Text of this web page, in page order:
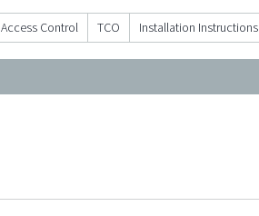
Access Control TCO Installation Instructions